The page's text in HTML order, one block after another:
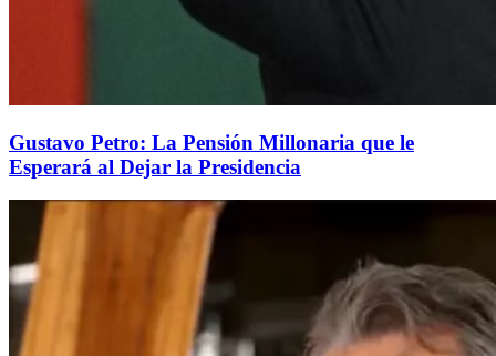
Gustavo Petro: La Pensión Millonaria que le
Esperará al Dejar la Presidencia